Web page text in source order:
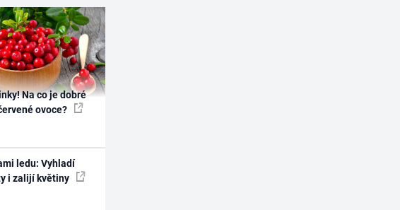
Na co je dobré
ovoce?
ledu: Vyhladí
i zalijí květiny